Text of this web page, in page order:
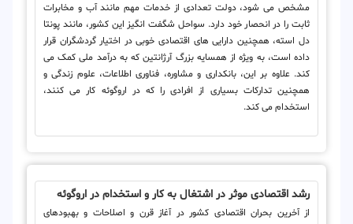
مشخص می شود، دولت تعدادی از خدمات مهم مانند آب و مخابرات
ثابت را در انحصار خود دارد. سواحل شگفت انگیز این کشور، مانند پونتا
دل استه، همچنین دارایی های اقتصادی خوبی در اختیار گردشگران قرار
داده است، به ویژه از همسایه بزرگ آرژانتین که به درآمد ملی کمک می
کند. علاوه بر این، بانکداری و مشاوره، فناوری اطلاعات، علوم زندگی و
همچنین تدارکات بسیاری از افرادی را که در اروگوئه کار می کنند،
استخدام می کند.
رشد اقتصادی موثر در اشتغال به کار و استخدام در اروگوئه
از آخرین بحران اقتصادی کشور در آغاز قرن و اصلاحات و بهبودهای